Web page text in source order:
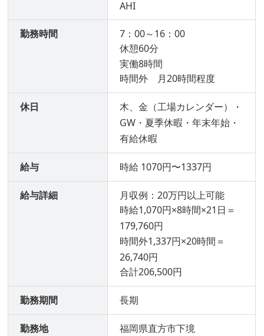
AHI
勤務時間
7：00～16：00
休憩60分
実働8時間
時間外 月20時間程度
休日
木、金（工場カレンダー）・
GW・夏季休暇・年末年始・
有給休暇
給与 時給 1070円〜1337円
給与詳細
月収例：20万円以上可能
時給1,070円×8時間×21日＝
179,760円
時間外1,337円×20時間＝
26,740円
合計206,500円
勤務期間 長期
勤務地 福岡県直方市下境